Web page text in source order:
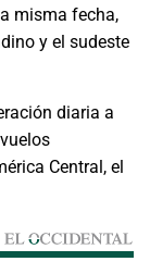
misma fecha,
y el sudeste
diaria a
Central, el